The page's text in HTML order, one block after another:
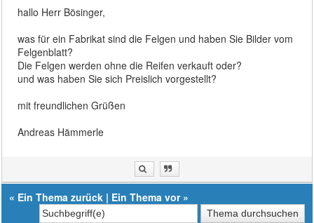
hallo Herr Bösinger,
was für ein Fabrikat sind die Felgen und haben Sie Bilder vom
Felgenblatt?
Die Felgen werden ohne die Reifen verkauft oder?
und was haben Sie sich Preislich vorgestellt?
mit freundlichen Grüßen
Andreas Hämmerle
« Ein Thema zurück | Ein Thema vor»